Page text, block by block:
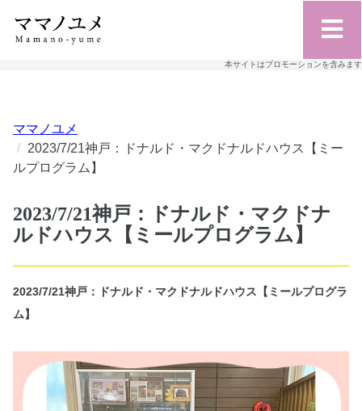
本サイトはプロモーションを含みます
ママノユメ
2023/7/21神戸：ドナルド・マクドナルドハウス【ミー
ルプログラム】
2023/7/21神戸：ドナルド・マクドナ
ルドハウス【ミールプログラム】
2023/7/21神戸：ドナルド・マクドナルドハウス【ミールプログラ
ム】